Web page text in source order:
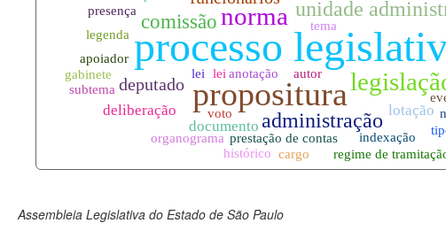
documento_andamento.xml
palavras_chave.xml
legislacao_normas.xml
legislacao_norma_anotacoes.xml
Assembleia Legislativa do Estado de São Paulo